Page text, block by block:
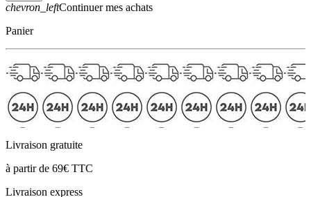
chevron_leftContinuer mes achats
Panier
Livraison gratuite
à partir de 69€ TTC
Livraison express